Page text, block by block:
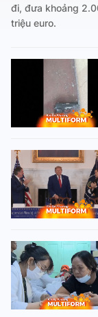
đi, đưa khoảng
triệu euro.